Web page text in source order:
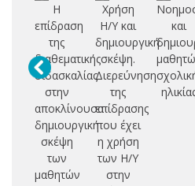
Η
επίδραση
της
διαθεματικής
διδασκαλίας
στην
αποκλίνουσα
δημιουργική
σκέψη
των
μαθητών
Χρήση
Η/Υ και
δημιουργική
σκέψη.
Διερεύνηση
της
επίδρασης
που έχει
η χρήση
των Η/Υ
στην
και